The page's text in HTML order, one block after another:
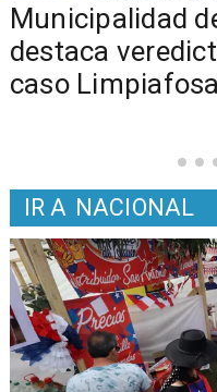
Municipalidad
destaca
caso
IR A NACIONAL